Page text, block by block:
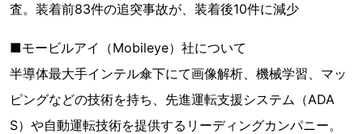
査。装着前83件の追突事故が、装着後10件に減少
■モービルアイ（Mobileye）社について
半導体最大手インテル傘下にて画像解析、機械学習、マッ
ピングなどの技術を持ち、先進運転支援システム（ADA
S）や自動運転技術を提供するリーディングカンパニー。